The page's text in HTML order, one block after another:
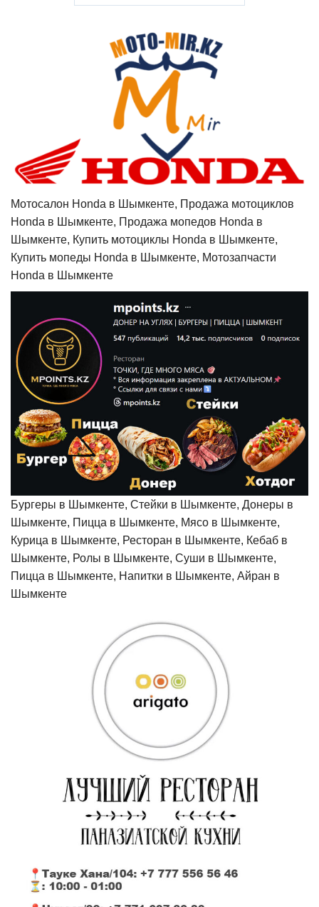
Мотосалон Honda в Шымкенте, Продажа мотоциклов
Honda в Шымкенте, Продажа мопедов Honda в
Шымкенте, Купить мотоциклы Honda в Шымкенте,
Купить мопеды Honda в Шымкенте, Мотозапчасти
Honda в Шымкенте
Бургеры в Шымкенте, Стейки в Шымкенте, Донеры в
Шымкенте, Пицца в Шымкенте, Мясо в Шымкенте,
Курица в Шымкенте, Ресторан в Шымкенте, Кебаб в
Шымкенте, Ролы в Шымкенте, Суши в Шымкенте,
Пицца в Шымкенте, Напитки в Шымкенте, Айран в
Шымкенте